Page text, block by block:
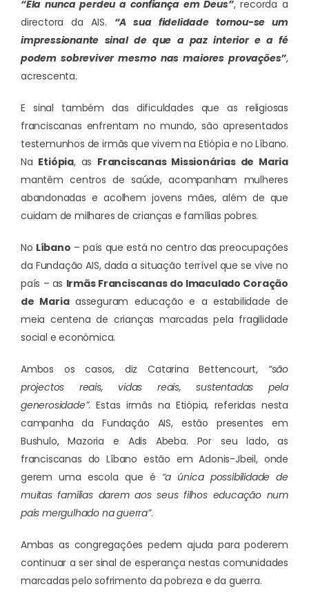
“Ela nunca perdeu a confiança em Deus”, recorda a
directora da AIS. “A sua fidelidade tornou-se um
impressionante sinal de que a paz interior e a fé
podem sobreviver mesmo nas maiores provações”,
acrescenta.
E sinal também das dificuldades que as religiosas
franciscanas enfrentam no mundo, são apresentados
testemunhos de irmãs que vivem na Etiópia e no Líbano.
Na Etiópia, as Franciscanas Missionárias de Maria
mantêm centros de saúde, acompanham mulheres
abandonadas e acolhem jovens mães, além de que
cuidam de milhares de crianças e famílias pobres.
No Líbano – país que está no centro das preocupações
da Fundação AIS, dada a situação terrível que se vive no
país – as Irmãs Franciscanas do Imaculado Coração
de Mariaasseguram educação e a estabilidade de
meia centena de crianças marcadas pela fragilidade
social e económica.
Ambos os casos, diz Catarina Bettencourt,“são
projectos reais, vidas reais, sustentadas pela
generosidade”. Estas irmãs na Etiópia, referidas nesta
campanha da Fundação AIS, estão presentes em
Bushulo, Mazoria e Adis Abeba. Por seu lado, as
franciscanas do Líbano estão em Adonis-Jbeil, onde
gerem uma escola que é “a única possibilidade de
muitas famílias darem aos seus filhos educação num
país mergulhado na guerra”.
Ambas as congregações pedem ajuda para poderem
continuar a ser sinal de esperança nestas comunidades
marcadas pelo sofrimento da pobreza e da guerra.